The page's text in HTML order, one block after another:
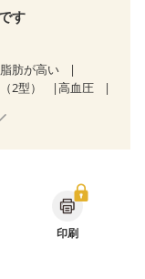
す
肪が高い
2型）
高血圧
症
治療中）
印刷